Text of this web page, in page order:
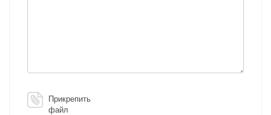
Прикрепить
файл